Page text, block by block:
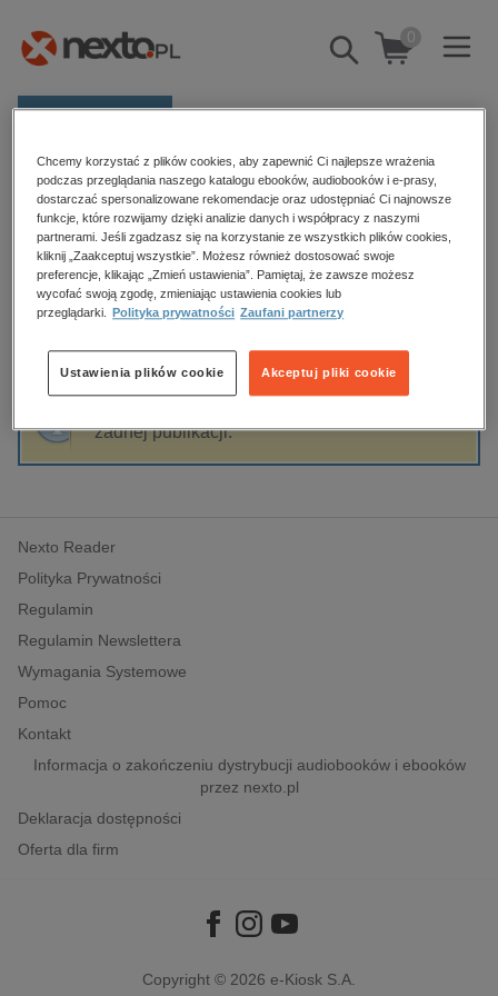
Pokaż/schowaj
wyszukiwarkę
0
Kategorie
Zobacz wszystkie E-prasa
budownictwo, aranżacja wnętrz
biznesowe, branżowe, gospodarka
dzienniki
edukacja
hobby, sport, rozrywka
komputery, internet, technologie, informatyka
polityka, społeczno-informacyjne
psychologiczne
inne
popularno-naukowe
historia
Strona główna J. Lissner
J. Lissner
Sortowanie Filtrowanie
żadnej publikacji.
Nexto Reader
Polityka Prywatności
Regulamin
Regulamin Newslettera
Wymagania Systemowe
Pomoc
Kontakt
Informacja o zakończeniu dystrybucji audiobooków i ebooków
przez nexto.pl
Deklaracja dostępności
Oferta dla firm
Copyright © 2026 e-Kiosk S.A.
Chcemy korzystać z plików cookies, aby zapewnić Ci najlepsze wrażenia
podczas przeglądania naszego katalogu ebooków, audiobooków i e-prasy,
dostarczać spersonalizowane rekomendacje oraz udostępniać Ci najnowsze
funkcje, które rozwijamy dzięki analizie danych i współpracy z naszymi
partnerami. Jeśli zgadzasz się na korzystanie ze wszystkich plików cookies,
kliknij „Zaakceptuj wszystkie”. Możesz również dostosować swoje
preferencje, klikając „Zmień ustawienia”. Pamiętaj, że zawsze możesz
wycofać swoją zgodę, zmieniając ustawienia cookies lub
przeglądarki.
Polityka prywatności Zaufani partnerzy
Akceptuj pliki cookie
Ustawienia plików cookie